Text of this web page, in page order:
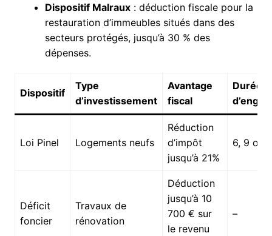
Dispositif Malraux: déduction fiscale pour la
restauration d’immeubles situés dans des
secteurs protégés, jusqu’à 30 % des
dépenses.
Dispositif
Type
d’investissement
Avantage
fiscal
Durée
Loi Pinel Logements neufs
Réduction
d’impôt
jusqu’à 21%
6, 9 ou
Déficit
foncier
Travaux de
rénovation
Déduction
jusqu’à 10
700 € sur
le revenu
–